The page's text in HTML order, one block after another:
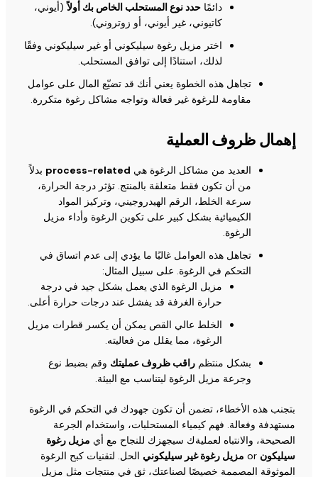
دائمًا حدد نوع المستحلب الخاص بك أولاً(أيوني،
كاتيوني، غير أيوني، أو زوتروني).
اختر مزيل رغوة سيليكوني أو غير سيليكوني وفقًا
لذلك، استنادًا إلى توافق المستحلب.
تجاهل هذه الخطوة يعني أنك قد تضيّع المال على عوامل
مقاومة للرغوة غير فعالة وتواجه مشاكل رغوة متكررة.
إهمال ظروف العملية
العديد من مشاكل الرغوة هي process-related بدلاً
من أن تكون فقط متعلقة بالمنتج. تؤثر درجة الحرارة،
سرعة الخلط، الرقم الهيدروجيني، وتركيز المواد
الكيميائية بشكل كبير على تكوين الرغوة وأداء مزيل
الرغوة.
تجاهل هذه العوامل غالبًا ما يؤدي إلى عدم اتساق في
التحكم في الرغوة. على سبيل المثال:
مزيل الرغوة الذي يعمل بشكل جيد في درجة
حرارة الغرفة قد يفشل عند درجات حرارة أعلى.
الخلط عالي القص يمكن أن يكسر قطرات مزيل
الرغوة، مما يقلل من فعاليته.
بشكل منتظم راقب ظروف عمليتك وقم بضبط نوع
وجرعة مزيل الرغوة ليتناسب مع البيئة.
بتجنب هذه الأخطاء، تضمن أن تكون جهودك في التحكم في الرغوة
مستهدفة وفعالة. فهم كيمياء المستحلبات، واستخدام الجرعة
الصحيحة، والانتباه لعمليةك سيجهزك للنجاح مع أي مزيل رغوة
سيليكون
مزيل رغوة غير سيليكوني الحل. لتقنيات كبح الرغوة
الموثوقة المصممة خصيصًا لصناعتك، ثق في منتجات مثل مزيل